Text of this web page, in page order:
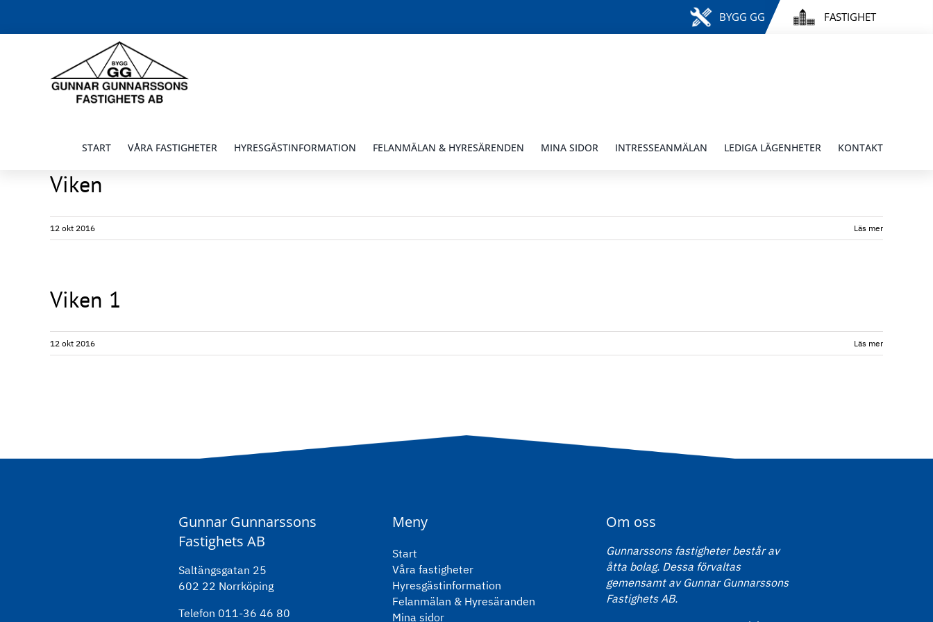
BYGG GG FASTIGHET
START VÅRA FASTIGHETER HYRESGÄSTINFORMATION FELANMÄLAN & HYRESÄRENDEN MINA SIDOR INTRESSEANMÄLAN LEDIGA LÄGENHETER KONTAKT
Viken
12 okt 2016 Läs mer
Viken 1
12 okt 2016 Läs mer
Gunnar Gunnarssons
Fastighets AB
Saltängsgatan 25
602 22 Norrköping
Telefon 011-36 46 80
Meny
Start
Våra fastigheter
Hyresgästinformation
Felanmälan & Hyresäranden
Mina sidor
Om oss
Gunnarssons fastigheter består av
åtta bolag. Dessa förvaltas
gemensamt av Gunnar Gunnarssons
Fastighets AB.